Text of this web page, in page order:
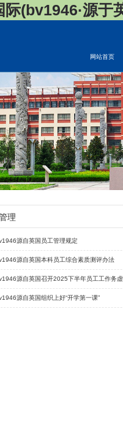
际(bv1946·源
网站首页
理
源自英国员工管理规定
源自英国本科员工综合素质测评办法
源自英国召开2025下半年员工工作务
源自英国组织上好“开学第一课”